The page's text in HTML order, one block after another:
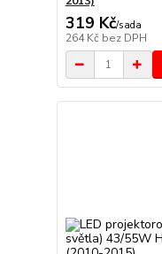
319 Kč/sada
264 Kč bez DPH